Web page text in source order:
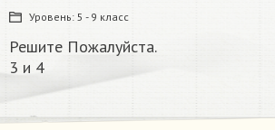
Уровень: 5 - 9 класс
Решите Пожалуйста.​
3 и 4